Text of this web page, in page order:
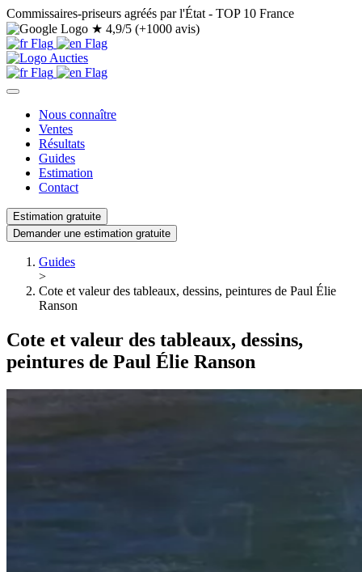
Commissaires-priseurs agréés par l'État - TOP 10 France
★ 4,9/5 (+1000 avis)
Nous connaître
Ventes
Résultats
Guides
Estimation
Contact
Estimation gratuite
Demander une estimation gratuite
Guides
>
Cote et valeur des tableaux, dessins, peintures de Paul Élie
Ranson
Cote et valeur des tableaux, dessins,
peintures de Paul Élie Ranson